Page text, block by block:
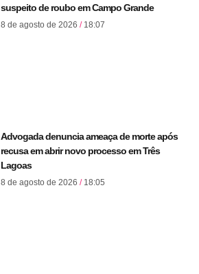
suspeito de roubo em Campo Grande
8 de agosto de 2026 18:07
Advogada denuncia ameaça de morte após
recusa em abrir novo processo em Três
Lagoas
8 de agosto de 2026 18:05